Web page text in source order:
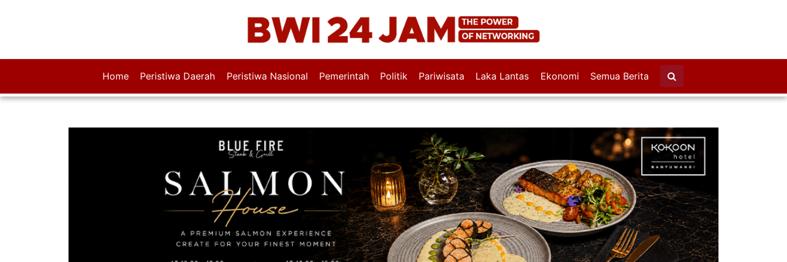
Home Peristiwa Daerah Peristiwa Nasional Pemerintah Politik Pariwisata Laka Lantas Ekonomi Semua Berita